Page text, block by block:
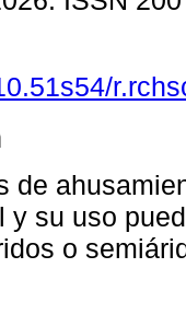
de
y su uso
o